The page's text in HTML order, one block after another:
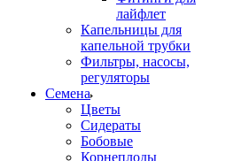
лайфлет
Капельницы для
капельной трубки
Фильтры, насосы,
регуляторы
Семена
Цветы
Сидераты
Бобовые
Корнеплоды